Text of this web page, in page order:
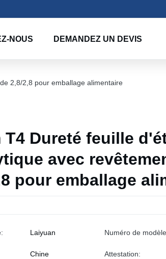
NOUS DEMANDEZ UN DEVIS
2,8/2,8 pour emballage alimentaire
T4 Dureté feuille
avec
pour emballage
Laiyuan Numéro de
Chine Attestation: